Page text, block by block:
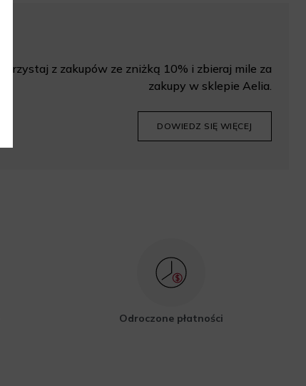
Korzystaj z zakupów ze zniżką 10% i zbieraj mile za
zakupy w sklepie Aelia.
DOWIEDZ SIĘ WIĘCEJ
Odroczone płatności